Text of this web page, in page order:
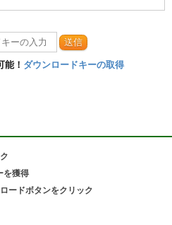
送信
能！ ダウンロードキーの取得
を獲得
ードボタンをクリック